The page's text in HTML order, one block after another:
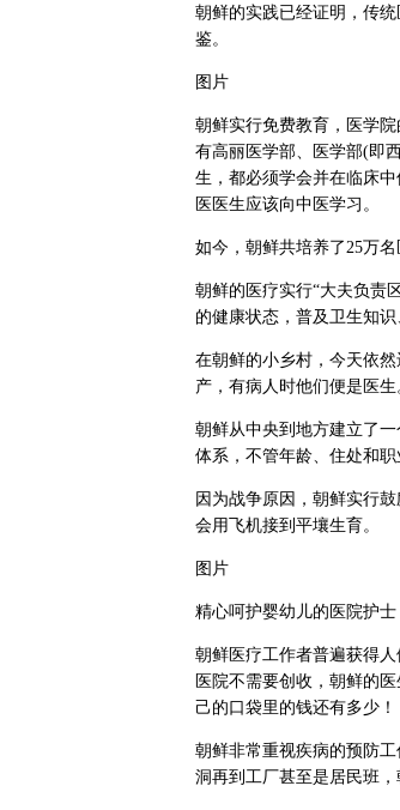
朝鲜的实践已经证明，传
鉴。
图片
朝鲜实行免费教育，医学
有高丽医学部、医学部(即
生，都必须学会并在临床
医医生应该向中医学习。
如今，朝鲜共培养了25万名
朝鲜的医疗实行“大夫负责
的健康状态，普及卫生知
在朝鲜的小乡村，今天依
产，有病人时他们便是医生
朝鲜从中央到地方建立了
体系，不管年龄、住处和职
因为战争原因，朝鲜实行
会用飞机接到平壤生育。
图片
精心呵护婴幼儿的医院护
朝鲜医疗工作者普遍获得
医院不需要创收，朝鲜的
己的口袋里的钱还有多少！
朝鲜非常重视疾病的预防
洞再到工厂甚至是居民班